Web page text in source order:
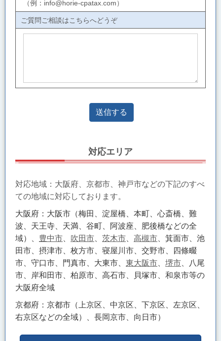
（例：info@horie-cpatax.com）
ご質問ご相談はこちらへどうぞ
対応エリア
対応地域：大阪府、京都市、神戸市などの下記のすべ
ての地域に対応しております。
大阪府：大阪市（梅田、淀屋橋、本町、心斎橋、難
波、天王寺、天満、谷町、阿波座、肥後橋などの全
域）、 豊中市 吹田市 茨木市 高槻市 、箕面市、池
田市、摂津市、枚方市、寝屋川市、交野市、四條畷
市、守口市、門真市、大東市、 東大阪市 堺市 、八尾
市、岸和田市、柏原市、高石市、貝塚市、和泉市等の
大阪府全域
京都府：京都市（上京区、中京区、下京区、左京区、
右京区などの全域）、長岡京市、向日市）